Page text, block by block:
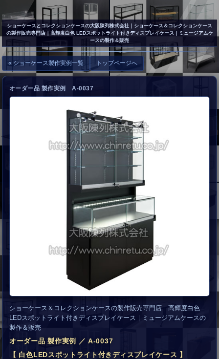
お問い合わせ
ショーケースとコレクションケースの大阪陳列株式会社 ｜ショーケース＆コレクションケース
の製作販売専門店｜高輝度白色 LEDスポットライト付きディスプレイケース｜ミュージアムケ
ースの製作＆販売
« ショーケース製作実例一覧 トップページへ
オーダー品 製作実例 A-0037
ショーケース＆コレクションケースの製作販売専門店｜高輝度白色
LEDスポットライト付きディスプレイケース｜ミュージアムケースの
製作＆販売
オーダー品 製作実例 ／ A-0037
【 白色LEDスポットライト付きディスプレイケース 】